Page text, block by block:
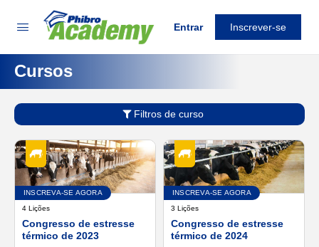
Entrar Inscrever-se
Cursos
Filtros de curso
INSCREVA-SE AGORA
4 Lições
Congresso de estresse
térmico de 2023
INSCREVA-SE AGORA
3 Lições
Congresso de estresse
térmico de 2024